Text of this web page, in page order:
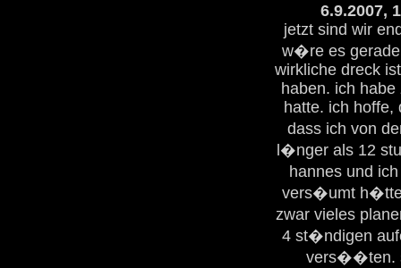
6.9.2007,
jetzt sind wir
w�re es
wirkliche dreck
haben. ich
hatte. ich hoffe,
dass ich von
l�nger als 12
hannes und
vers�umt
zwar vieles
4 st�ndigen
vers��ten.